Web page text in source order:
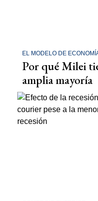
EL MODELO DE
Por qué Milei
amplia mayoría